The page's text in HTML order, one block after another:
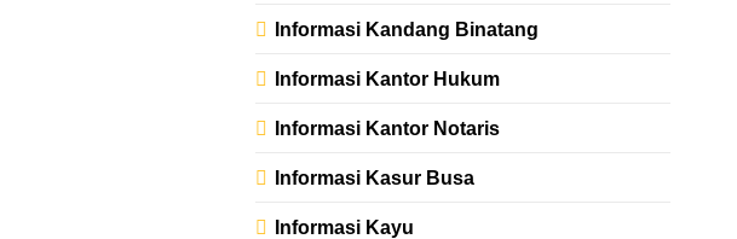
Informasi Kandang Binatang
Informasi Kantor Hukum
Informasi Kantor Notaris
Informasi Kasur Busa
Informasi Kayu